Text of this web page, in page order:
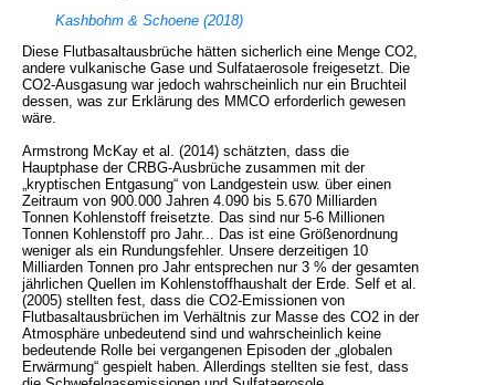
Kashbohm & Schoene (2018)
Diese Flutbasaltausbrüche hätten sicherlich eine Menge CO2,
andere vulkanische Gase und Sulfataerosole freigesetzt. Die
CO2-Ausgasung war jedoch wahrscheinlich nur ein Bruchteil
dessen, was zur Erklärung des MMCO erforderlich gewesen
wäre.
Armstrong McKay et al. (2014) schätzten, dass die
Hauptphase der CRBG-Ausbrüche zusammen mit der
„kryptischen Entgasung“ von Landgestein usw. über einen
Zeitraum von 900.000 Jahren 4.090 bis 5.670 Milliarden
Tonnen Kohlenstoff freisetzte. Das sind nur 5-6 Millionen
Tonnen Kohlenstoff pro Jahr... Das ist eine Größenordnung
weniger als ein Rundungsfehler. Unsere derzeitigen 10
Milliarden Tonnen pro Jahr entsprechen nur 3 % der gesamten
jährlichen Quellen im Kohlenstoffhaushalt der Erde. Self et al.
(2005) stellten fest, dass die CO2-Emissionen von
Flutbasaltausbrüchen im Verhältnis zur Masse des CO2 in der
Atmosphäre unbedeutend sind und wahrscheinlich keine
bedeutende Rolle bei vergangenen Episoden der „globalen
Erwärmung“ gespielt haben. Allerdings stellten sie fest, dass